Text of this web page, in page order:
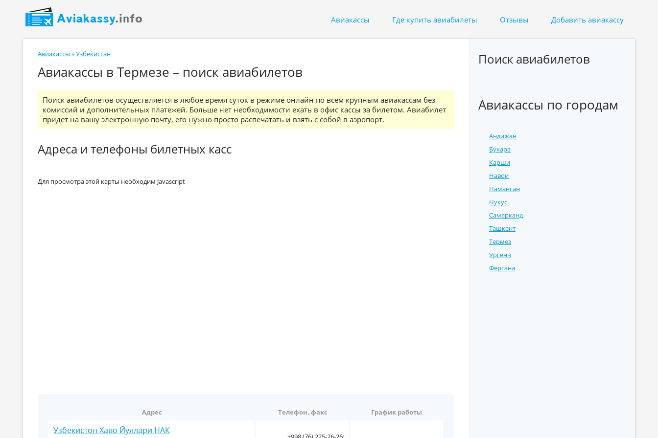
Авиакассы Где купить авиабилеты Отзывы Добавить авиакассу
Авиакассы »Узбекистан
Авиакассы в Термезе – поиск авиабилетов
Поиск авиабилетов осуществляется в любое время суток в режиме онлайн по всем крупным авиакассам без
комиссий и дополнительных платежей. Больше нет необходимости ехать в офис кассы за билетом. Авиабилет
придет на вашу электронную почту, его нужно просто распечатать и взять с собой в аэропорт.
Адреса и телефоны билетных касс
Для просмотра этой карты необходим Javascript
Адрес Телефон, факс График работы
Узбекистон Хаво Йуллари НАК
Поиск авиабилетов
Авиакассы по городам
Андижан
Бухара
Карши
Навои
Наманган
Нукус
Самарканд
Ташкент
Термез
Ургенч
Фергана